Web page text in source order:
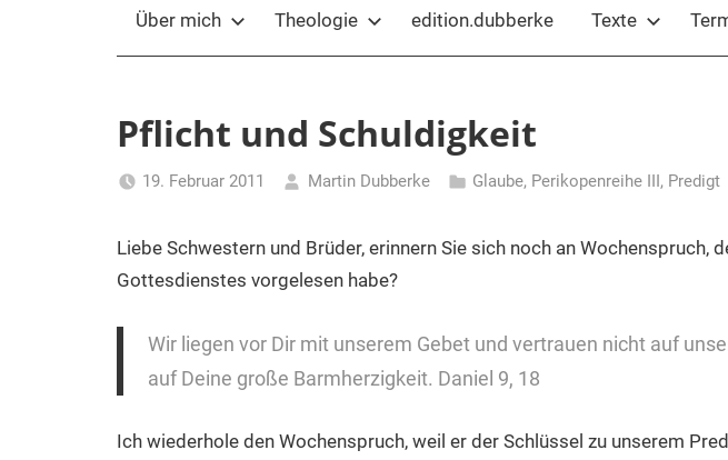
Über mich Theologie edition.dubberke Texte
Pflicht und Schuldigkeit
19. Februar 2011 Martin Dubberke Glaube, Perikopenreihe III, Predigt
Liebe Schwestern und Brüder, erinnern Sie sich noch an Wochenspruch,
Gottesdienstes vorgelesen habe?
Wir liegen vor Dir mit unserem Gebet und vertrauen nicht auf
auf Deine große Barmherzigkeit. Daniel 9, 18
Ich wiederhole den Wochenspruch, weil er der Schlüssel zu unserem